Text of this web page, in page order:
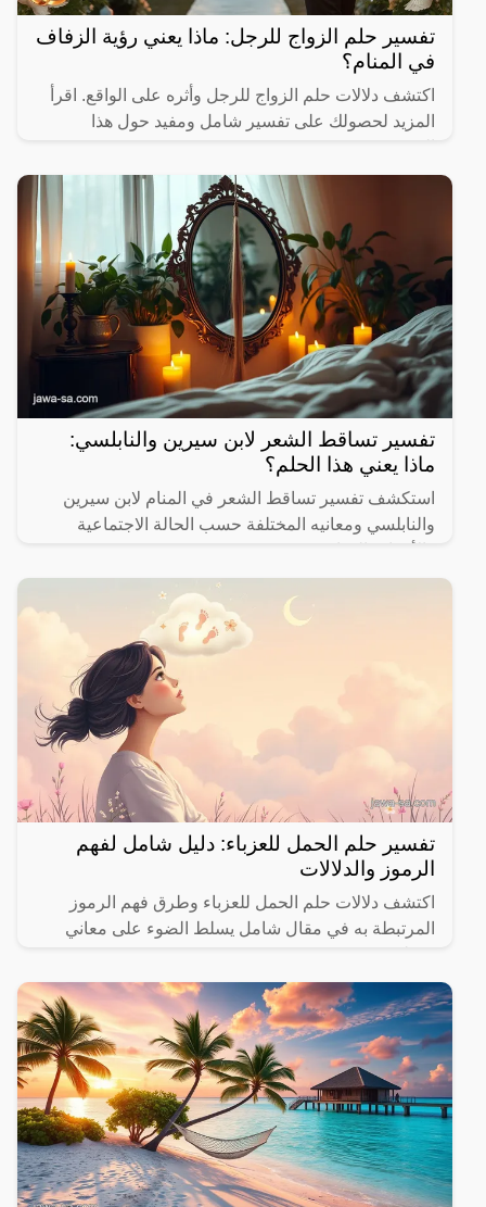
تفسير حلم الزواج للرجل: ماذا يعني رؤية الزفاف
في المنام؟
اكتشف دلالات حلم الزواج للرجل وأثره على الواقع. اقرأ
المزيد لحصولك على تفسير شامل ومفيد حول هذا
تفسير تساقط الشعر لابن سيرين والنابلسي:
ماذا يعني هذا الحلم؟
استكشف تفسير تساقط الشعر في المنام لابن سيرين
والنابلسي ومعانيه المختلفة حسب الحالة الاجتماعية
تفسير حلم الحمل للعزباء: دليل شامل لفهم
الرموز والدلالات
اكتشف دلالات حلم الحمل للعزباء وطرق فهم الرموز
المرتبطة به في مقال شامل يسلط الضوء على معاني